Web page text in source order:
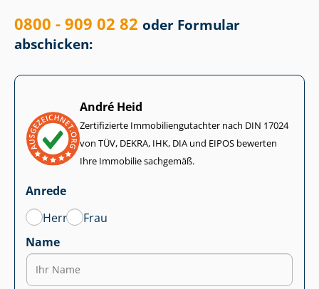
0800 - 909 02 82 oder Formular
abschicken:
André Heid
Zertifizierte Im­mo­bi­li­en­gut­ach­ter nach DIN 17024
von TÜV, DEKRA, IHK, DIA und EIPOS bewerten
Ihre Immobilie sachgemäß.
Anrede
Herr
Frau
Name